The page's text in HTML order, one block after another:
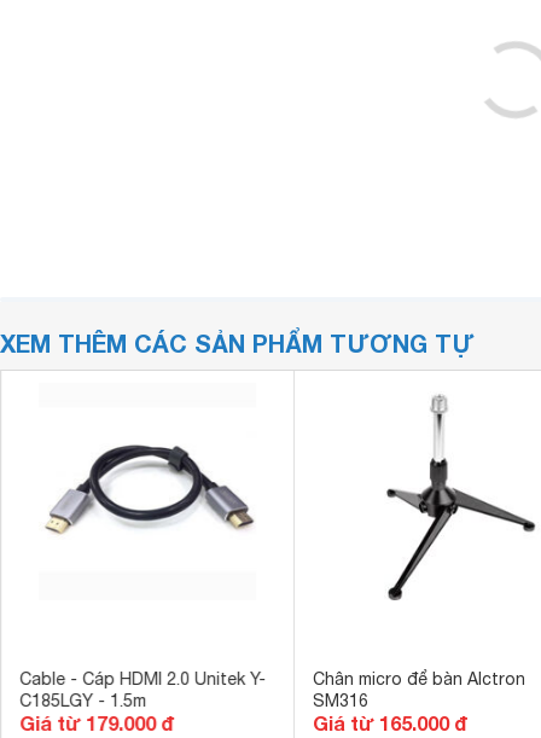
XEM THÊM CÁC SẢN PHẨM TƯƠNG TỰ
Cable - Cáp HDMI 2.0 Unitek Y-
C185LGY - 1.5m
Giá từ 179.000 đ
Chân micro để bàn Alctron
SM316
Giá từ 165.000 đ